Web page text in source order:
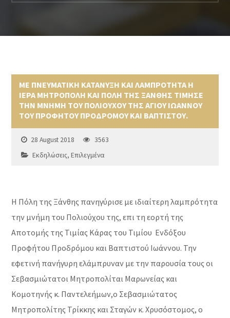
ΜΕ ΠΝΕΥΜΑΤΙΚΗ ΚΑΤΑΝΥΞΗ ΚΑΙ ΛΑΜΠΡΟΤΗΤΑ Η
ΙΕΡΑ ΜΗΤΡΟΠΟΛΗ ΚΑΙ ΠΟΛΗ ΤΗΣ ΞΑΝΘΗΣ ΤΙΜΗΣΕ
ΤΗΝ ΜΝΗΜΗ ΤΟΥ ΠΟΛΙΟΥΧΟΥ ΤΗΣ ΑΓΙΟΥ ΙΩΑΝΝΟΥ
ΤΟΥ ΠΡΟΦΗΤΟΥ ΠΡΟΔΡΟΜΟΥ ΚΑΙ ΒΑΠΤΙΣΤΟΥ.
28 August 2018
3563
Εκδηλώσεις,Επιλεγμένα
Η Πόλη της Ξάνθης πανηγύρισε με ιδιαίτερη λαμπρότητα
την μνήμη του Πολιούχου της, επι τη εορτή της
Αποτομής της Τιμίας Κάρας του Τιμίου Ενδόξου
Προφήτου Προδρόμου και Βαπτιστού Ιωάννου. Την
εφετινή πανήγυρη ελάμπρυναν με την παρουσία τους οι
Σεβασμιώτατοι Μητροπολίται Μαρωνείας και
Κομοτηνής κ. Παντελεήμων,ο Σεβασμιώτατος
Μητροπολίτης Τρίκκης και Σταγών κ. Χρυσόστομος, ο